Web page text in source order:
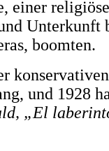
einer
boomten.
und 1928
„El